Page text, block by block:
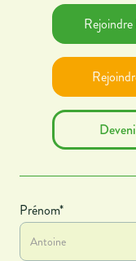
Prénom*